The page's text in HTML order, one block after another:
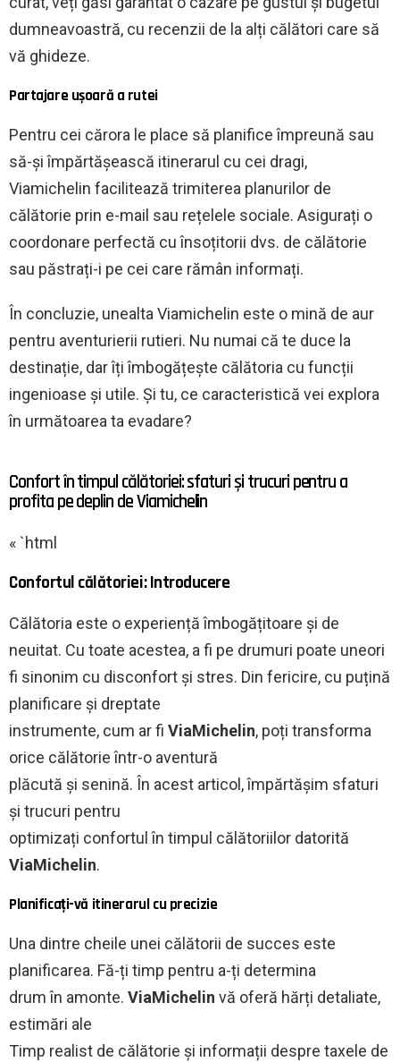
dumneavoastră, cu recenzii de la alți călători care să
vă ghideze.
Partajare ușoară a rutei
Pentru cei cărora le place să planifice împreună sau
să-și împărtășească itinerarul cu cei dragi,
Viamichelin facilitează trimiterea planurilor de
călătorie prin e-mail sau rețelele sociale. Asigurați o
coordonare perfectă cu însoțitorii dvs. de călătorie
sau păstrați-i pe cei care rămân informați.
În concluzie, unealta Viamichelin este o mină de aur
pentru aventurierii rutieri. Nu numai că te duce la
destinație, dar îți îmbogățește călătoria cu funcții
ingenioase și utile. Și tu, ce caracteristică vei explora
în următoarea ta evadare?
Confort în timpul călătoriei: sfaturi și trucuri pentru a
profita pe deplin de Viamichelin
« `html
Confortul călătoriei: Introducere
Călătoria este o experiență îmbogățitoare și de
neuitat. Cu toate acestea, a fi pe drumuri poate uneori
fi sinonim cu disconfort și stres. Din fericire, cu puțină
planificare și dreptate
instrumente, cum ar fi ViaMichelin, poți transforma
orice călătorie într-o aventură
plăcută și senină. În acest articol, împărtășim sfaturi
și trucuri pentru
optimizați confortul în timpul călătoriilor datorită
ViaMichelin.
Planificați-vă itinerarul cu precizie
Una dintre cheile unei călătorii de succes este
planificarea. Fă-ți timp pentru a-ți determina
drum în amonte. ViaMichelin vă oferă hărți detaliate,
estimări ale
Timp realist de călătorie și informații despre taxele de